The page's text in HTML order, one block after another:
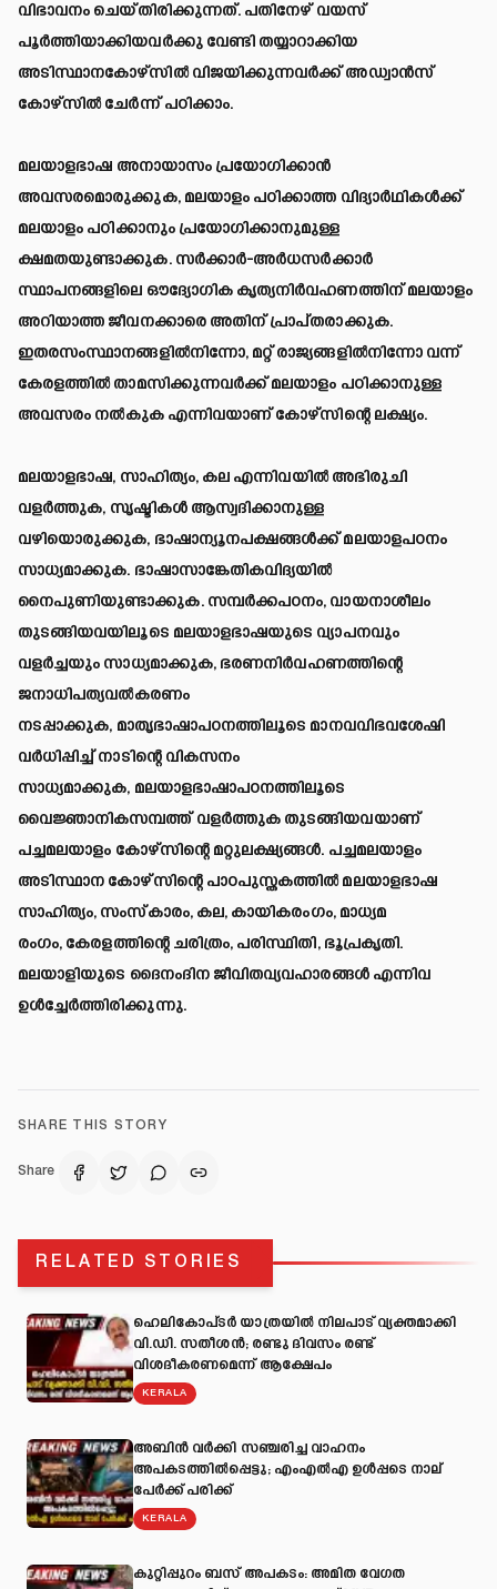
വിഭാവനം ചെയ്തിരിക്കുന്നത്. പതിനേഴ് വയസ്
പൂർത്തിയാക്കിയവർക്കു വേണ്ടി തയ്യാറാക്കിയ
അടിസ്ഥാനകോഴ്സിൽ വിജയിക്കുന്നവർക്ക് അഡ്വാൻസ്
കോഴ്‌സിൽ ചേർന്ന് പഠിക്കാം.
മലയാളഭാഷ അനായാസം പ്രയോഗിക്കാൻ
അവസരമൊരുക്കുക, മലയാളം പഠിക്കാത്ത വിദ്യാർഥികൾക്ക്
മലയാളം പഠിക്കാനും പ്രയോഗിക്കാനുമുള്ള
ക്ഷമതയുണ്ടാക്കുക. സർക്കാർ-അർധസർക്കാർ
സ്ഥാപനങ്ങളിലെ ഔദ്യോഗിക കൃത്യനിർവഹണത്തിന് മലയാളം
അറിയാത്ത ജീവനക്കാരെ അതിന് പ്രാപ്തരാക്കുക.
ഇതരസംസ്ഥാനങ്ങളിൽനിന്നോ, മറ്റ് രാജ്യങ്ങളിൽനിന്നോ വന്ന്
കേരളത്തിൽ താമസിക്കുന്നവർക്ക് മലയാളം പഠിക്കാനുള്ള
അവസരം നൽകുക എന്നിവയാണ് കോഴ്സിന്റെ ലക്ഷ്യം.
മലയാളഭാഷ, സാഹിത്യം, കല എന്നിവയിൽ അഭിരുചി
വളർത്തുക, സൃഷ്ടികൾ ആസ്വദിക്കാനുള്ള
വഴിയൊരുക്കുക, ഭാഷാന്യൂനപക്ഷങ്ങൾക്ക് മലയാളപഠനം
സാധ്യമാക്കുക. ഭാഷാസാങ്കേതികവിദ്യയിൽ
നൈപുണിയുണ്ടാക്കുക. സമ്പർക്കപഠനം, വായനാശീലം
തുടങ്ങിയവയിലൂടെ മലയാളഭാഷയുടെ വ്യാപനവും
വളർച്ചയും സാധ്യമാക്കുക, ഭരണനിർവഹണത്തിന്റെ
ജനാധിപത്യവൽകരണം
നടപ്പാക്കുക, മാതൃഭാഷാപഠനത്തിലൂടെ മാനവവിഭവശേഷി
വർധിപ്പിച്ച് നാടിന്റെ വികസനം
സാധ്യമാക്കുക, മലയാളഭാഷാപഠനത്തിലൂടെ
വൈജ്ഞാനികസമ്പത്ത് വളർത്തുക തുടങ്ങിയവയാണ്
പച്ചമലയാളം കോഴ്‌സിന്റെ മറ്റുലക്ഷ്യങ്ങൾ. പച്ചമലയാളം
അടിസ്ഥാന കോഴ്സിന്റെ പാഠപുസ്തകത്തിൽ മലയാളഭാഷ
സാഹിത്യം, സംസ്‌കാരം, കല, കായികരംഗം, മാധ്യമ
രംഗം, കേരളത്തിന്റെ ചരിത്രം, പരിസ്ഥിതി, ഭൂപ്രകൃതി.
മലയാളിയുടെ ദൈനംദിന ജീവിതവ്യവഹാരങ്ങൾ എന്നിവ
ഉൾച്ചേർത്തിരിക്കുന്നു.
SHARE THIS STORY
Share
RELATED STORIES
ഹെലികോപ്ടർ യാത്രയിൽ നിലപാട് വ്യക്തമാക്കി
വി.ഡി. സതീശൻ; രണ്ടു ദിവസം രണ്ട്
വിശദീകരണമെന്ന് ആക്ഷേപം
KERALA
അബിന്‍ വര്‍ക്കി സഞ്ചരിച്ച വാഹനം
അപകടത്തില്‍പ്പെട്ടു; എംഎല്‍എ ഉള്‍പ്പടെ നാല്
പേര്‍ക്ക് പരിക്ക്
KERALA
കുറ്റിപ്പുറം ബസ് അപകടം: അമിത വേഗത